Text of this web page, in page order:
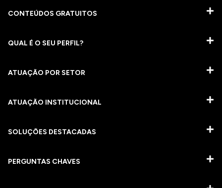
CONTEÚDOS GRATUITOS
QUAL É O SEU PERFIL?
ATUAÇÃO POR SETOR
ATUAÇÃO INSTITUCIONAL
SOLUÇÕES DESTACADAS
PERGUNTAS CHAVES​